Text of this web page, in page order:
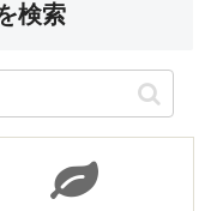
検索